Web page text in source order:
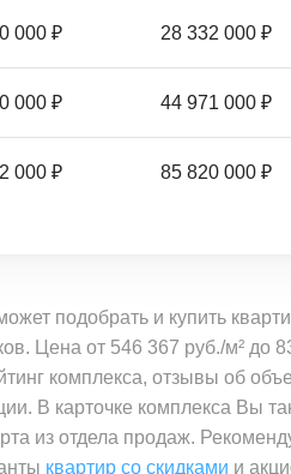
000 ₽ 28 332 000 ₽
000 ₽ 44 971 000 ₽
000 ₽ 85 820 000 ₽
подобрать и купить
Цена от 546 367 руб./м²
комплекса, отзывы об
В карточке комплекса Вы
из отдела продаж.
квартир со скидками и